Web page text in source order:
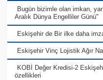
Bugün bizimle olan imkan,
Aralık Dünya Engelliler Günü"
Eskişehir de Bir ilke daha
Eskişehir Vinç Lojistik Ağır
KOBİ Değer Kredisi-2
özellikleri